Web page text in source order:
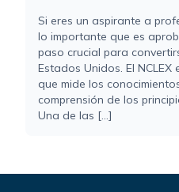
Si eres un aspirante a
lo importante que es
paso crucial para
Estados Unidos. El
que mide los
comprensión de los
Una de las [...]